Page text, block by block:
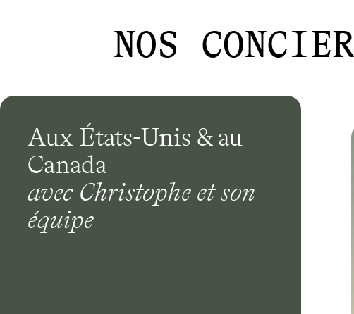
NOS
Aux États-Unis & au
Canada
avec Christophe et son
équipe